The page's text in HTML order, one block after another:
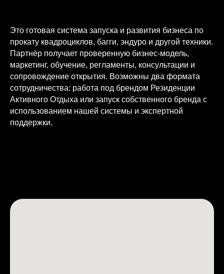
Это готовая система запуска и развития бизнеса по
прокату квадроциклов, багги, эндуро и другой техники.
Партнёр получает проверенную бизнес-модель,
маркетинг, обучение, регламенты, консультации и
сопровождение открытия. Возможны два формата
сотрудничества: работа под брендом Резиденции
Активного Отдыха или запуск собственного бренда с
использованием нашей системы и экспертной
поддержки.